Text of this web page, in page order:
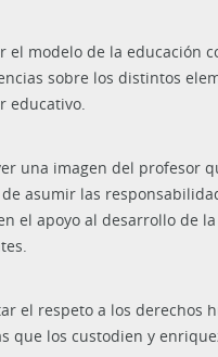
el modelo de la educación
sobre los distintos
educativo.
una imagen del profesor
asumir las
el apoyo al desarrollo de
el respeto a los derechos
que los custodien y